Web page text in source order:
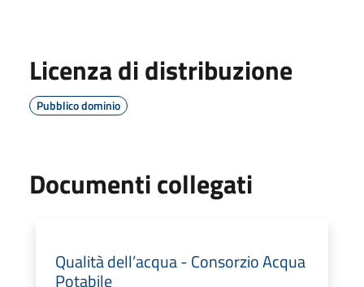
Licenza di distribuzione
Pubblico dominio
Documenti collegati
Qualità dell’acqua - Consorzio Acqua
Potabile